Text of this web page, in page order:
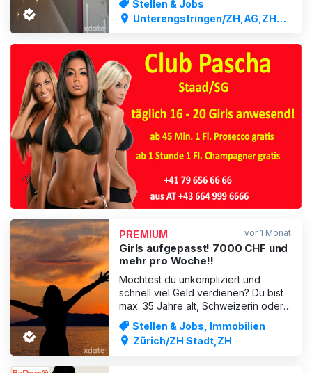
Dank exklusiver Lage, grosser
Stammkundschaft und hoher
Voraussetzungen für schnellen,
sicheren und hohen Verdienst. Bei
uns steh
Stellen & Jobs
Unterengstringen/ZH,AG,ZH
ANZEIGE
PREMIUM vor 1 Monat
Girls aufgepasst! 7000 CHF und
mehr pro Woche!!
Möchtest du unkompliziert und
schnell viel Geld verdienen? Du bist
max. 35 Jahre alt, Schweizerin oder
Deutsch sprechend, ein liebes Girl
mit Spass an Erotik? Dann melde dich
noch heute unverbindlich. Tägliche
Stellen & Jobs, Immobilien
Zürich/ZH Stadt,ZH